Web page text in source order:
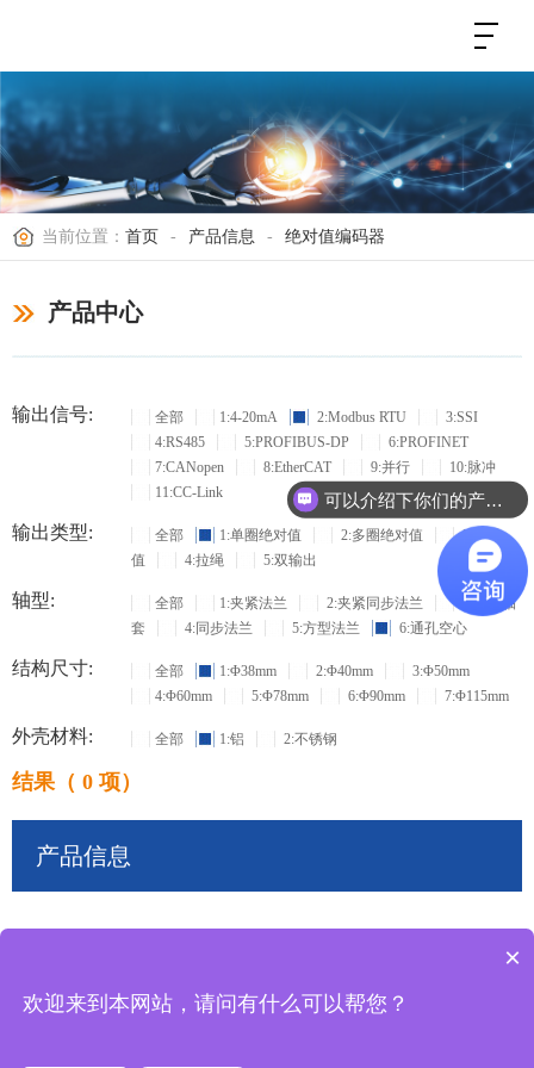
当前位置： 首页 - 产品信息 - 绝对值编码器
产品中心
输出信号: 全部 1:4-20mA 2:Modbus RTU
3:SSI
4:RS485
5:PROFIBUS-DP
6:PROFINET
7:CANopen
8:EtherCAT 9:并行
10:脉冲
11:CC-Link
输出类型: 全部 1:单圈绝对值 2:多圈绝对值
3:增量
值
4:拉绳 5:双输出
轴型: 全部 1:夹紧法兰 2:夹紧同步法兰
3:盲孔轴
套
4:同步法兰 5:方型法兰 6:通孔空心
结构尺寸: 全部 1:Φ38mm 2:Φ40mm
3:Φ50mm
4:Φ60mm
5:Φ78mm 6:Φ90mm 7:Φ115mm
外壳材料: 全部 1:铝 2:不锈钢
结果（ 0 项）
产品信息
可以介绍下你们的产品么？
×
欢迎来到本网站，请问有什么可以帮您？